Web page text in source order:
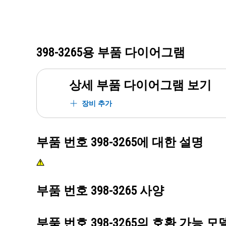
398-3265용 부품 다이어그램
상세 부품 다이어그램 보기
장비 추가
부품 번호 398-3265에 대한 설명
부품 번호 398-3265 사양
부품 번호 398-3265의 호환 가능 모